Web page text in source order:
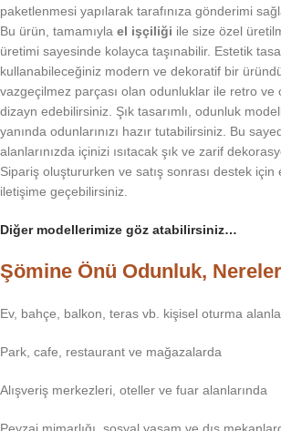
paketlenmesi yapılarak tarafınıza gönderimi
Bu ürün, tamamıyla el işçiliği ile size özel
üretimi sayesinde kolayca taşınabilir. Estetik
kullanabileceğiniz modern ve dekoratif bir
vazgeçilmez parçası olan odunluklar ile retro ve
dizayn edebilirsiniz. Şık tasarımlı, odunluk
yanında odunlarınızı hazır tutabilirsiniz. Bu
alanlarınızda içinizi ısıtacak şık ve zarif
Sipariş oluştururken ve satış sonrası destek
iletişime geçebilirsiniz.
Diğer modellerimize göz atabilirsiniz…
Şömine Önü Odunluk,
Ev, bahçe, balkon, teras vb. kişisel oturma
Park, cafe, restaurant ve mağazalarda
Alışveriş merkezleri, oteller ve fuar alanlarında